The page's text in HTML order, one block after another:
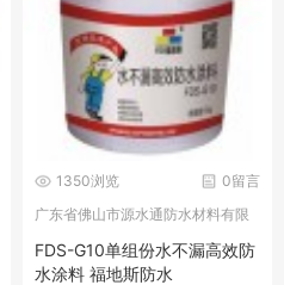
0留言
1350浏览
广东省佛山市源水通防水材料有限
FDS-G10单组份水不漏高效防
水涂料 福地斯防水